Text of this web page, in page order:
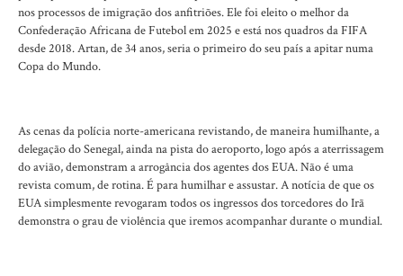
nos processos de imigração dos anfitriões. Ele foi eleito o melhor da
Confederação Africana de Futebol em 2025 e está nos quadros da FIFA
desde 2018. Artan, de 34 anos, seria o primeiro do seu país a apitar numa
Copa do Mundo.
As cenas da polícia norte-americana revistando, de maneira humilhante, a
delegação do Senegal, ainda na pista do aeroporto, logo após a aterrissagem
do avião, demonstram a arrogância dos agentes dos EUA. Não é uma
revista comum, de rotina. É para humilhar e assustar. A notícia de que os
EUA simplesmente revogaram todos os ingressos dos torcedores do Irã
demonstra o grau de violência que iremos acompanhar durante o mundial.